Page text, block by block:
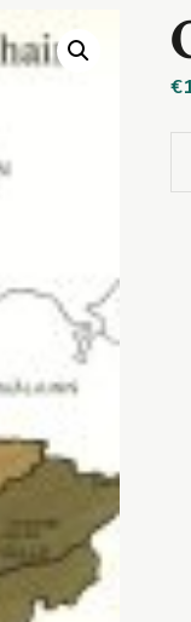
€